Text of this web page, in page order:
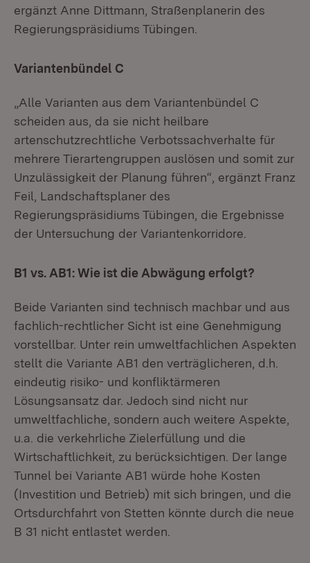
ergänzt Anne Dittmann, Straßenplanerin des
Regierungspräsidiums Tübingen.
Variantenbündel C
„Alle Varianten aus dem Variantenbündel C
scheiden aus, da sie nicht heilbare
artenschutzrechtliche Verbotssachverhalte für
mehrere Tierartengruppen auslösen und somit zur
Unzulässigkeit der Planung führen“, ergänzt Franz
Feil, Landschaftsplaner des
Regierungspräsidiums Tübingen, die Ergebnisse
der Untersuchung der Variantenkorridore.
B1 vs. AB1: Wie ist die Abwägung erfolgt?
Beide Varianten sind technisch machbar und aus
fachlich-rechtlicher Sicht ist eine Genehmigung
vorstellbar. Unter rein umweltfachlichen Aspekten
stellt die Variante AB1 den verträglicheren, d.h.
eindeutig risiko- und konfliktärmeren
Lösungsansatz dar. Jedoch sind nicht nur
umweltfachliche, sondern auch weitere Aspekte,
u.a. die verkehrliche Zielerfüllung und die
Wirtschaftlichkeit, zu berücksichtigen. Der lange
Tunnel bei Variante AB1 würde hohe Kosten
(Investition und Betrieb) mit sich bringen, und die
Ortsdurchfahrt von Stetten könnte durch die neue
B 31 nicht entlastet werden.